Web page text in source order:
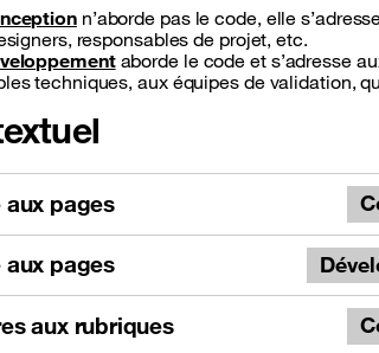
n’aborde pas le code, elle
responsables de projet, etc.
aborde le code et s’adresse
techniques, aux équipes de validation,
pages
pages
aux rubriques